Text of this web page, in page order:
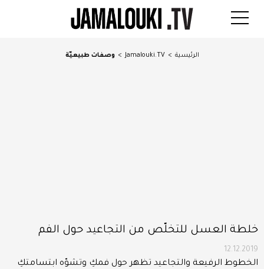
الرئيسية >
Jamalouki.TV
> وصفات طبيعيّة
خلطة العسل للتخلّص من التجاعيد حول الفم
12.12.2019
الخطوط الرفيعة والتجاعيد تظهر حول فمكِ وتشوّه ابتسامتكِ